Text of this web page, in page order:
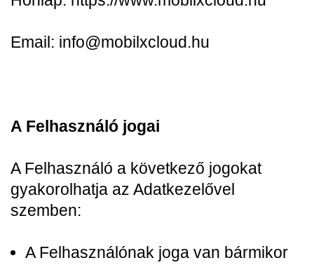
Email: info@mobilxcloud.hu
A Felhasználó jogai
A Felhasználó a következő jogokat
gyakorolhatja az Adatkezelővel
szemben:
A Felhasználónak joga van bármikor